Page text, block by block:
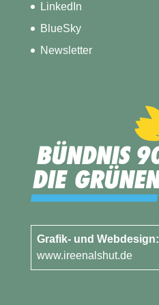
LinkedIn
BlueSky
Newsletter
Grafik- und Webdesign:
www.ireenalshut.de